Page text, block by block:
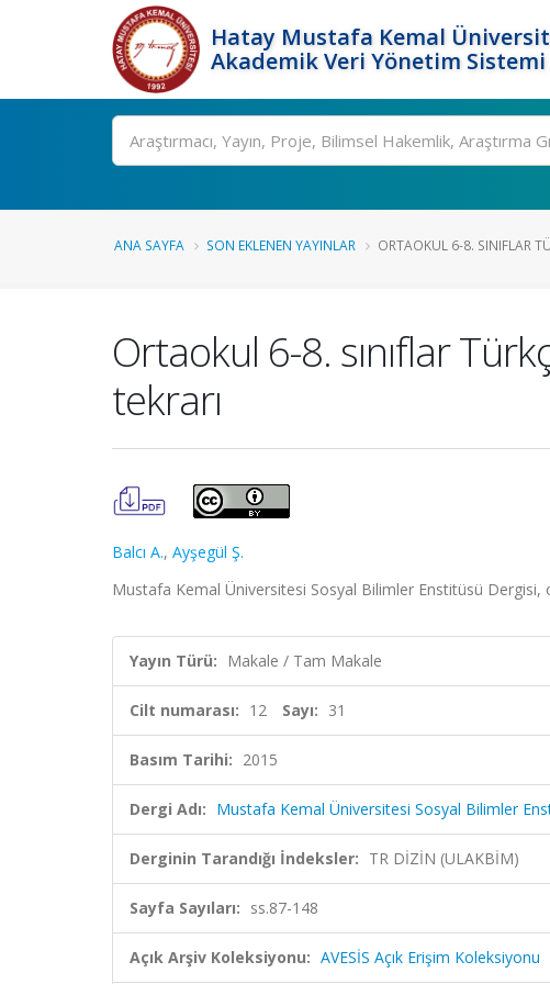
Hatay Mustafa Kemal
Akademik Veri Yönetim Sistemi
Ara
ANA SAYFA SON EKLENEN YAYINLAR ORTAOKUL 6-8. SINIFLAR
Ortaokul 6-8. sınıflar
tekrarı
Balcı A., Ayşegül Ş.
Mustafa Kemal Üniversitesi Sosyal Bilimler Enstitüsü Dergisi,
Yayın Türü: Makale / Tam Makale
Cilt numarası: 12 Sayı: 31
Basım Tarihi: 2015
Dergi Adı: Mustafa Kemal Üniversitesi Sosyal Bilimler
Derginin Tarandığı İndeksler: TR DİZİN (ULAKBİM)
Sayfa Sayıları: ss.87-148
Açık Arşiv Koleksiyonu: AVESİS Açık Erişim Koleksiyonu